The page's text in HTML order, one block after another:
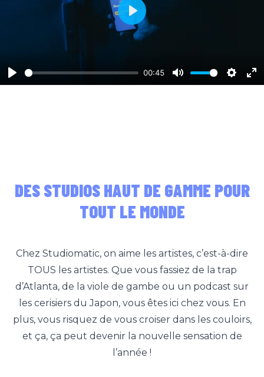
Play
00:45
Mute
Play
DES STUDIOS HAUT DE GAMME POUR
TOUT LE MONDE
Chez Studiomatic, on aime les artistes, c’est-à-dire
TOUS les artistes. Que vous fassiez de la trap
d’Atlanta, de la viole de gambe ou un podcast sur
les cerisiers du Japon, vous êtes ici chez vous. En
plus, vous risquez de vous croiser dans les couloirs,
et ça, ça peut devenir la nouvelle sensation de
l’année !